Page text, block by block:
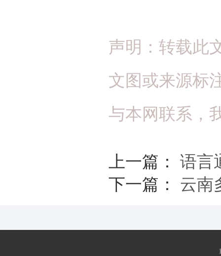
声明：转载此
文图或来源标
与本网联系，
上一篇： 语言
下一篇： 云南